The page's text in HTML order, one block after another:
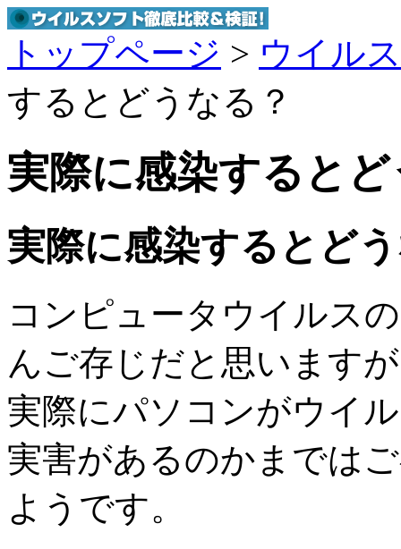
トップページ > ウイル
するとどうなる？
実際に感染すると
実際に感染するとど
コンピュータウイルス
んご存じだと思います
実際にパソコンがウイ
実害があるのかまでは
ようです。